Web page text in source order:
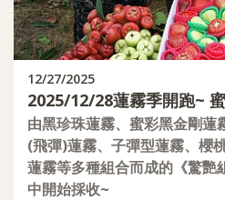
12/27/2025
2025/12/28蓮霧季開跑~
預購
由黑珍珠蓮霧、蜜彩黑金剛蓮
(飛彈)蓮霧、子彈型蓮霧、櫻
蓮霧等多種組合而成的《驚艷
中開始採收~